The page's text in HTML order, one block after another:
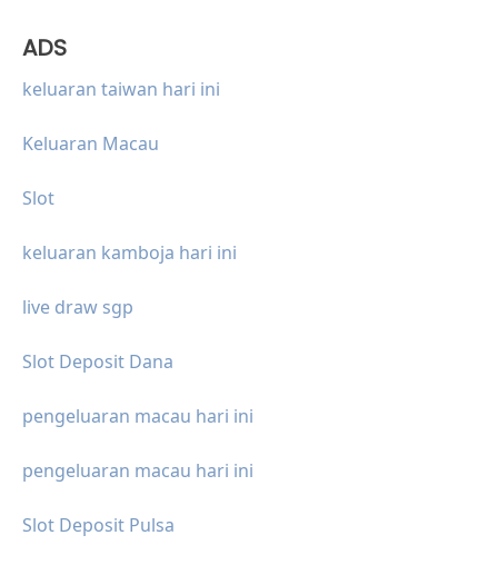
ADS
keluaran taiwan hari ini
Keluaran Macau
Slot
keluaran kamboja hari ini
live draw sgp
Slot Deposit Dana
pengeluaran macau hari ini
pengeluaran macau hari ini
Slot Deposit Pulsa